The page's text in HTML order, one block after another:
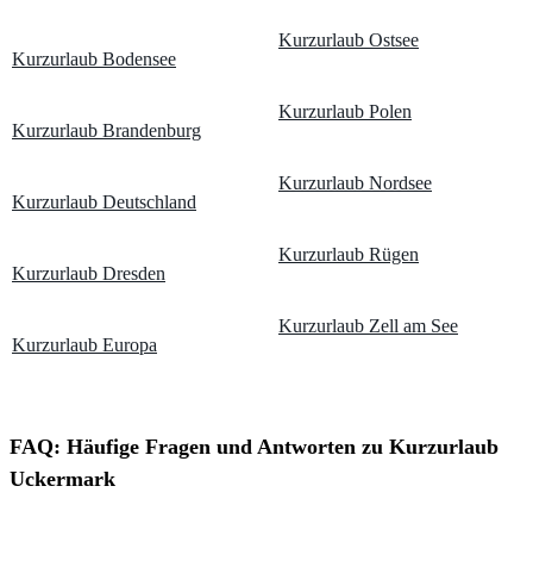
Kurzurlaub Bodensee
Kurzurlaub Brandenburg
Kurzurlaub Deutschland
Kurzurlaub Dresden
Kurzurlaub Europa
Kurzurlaub Ostsee
Kurzurlaub Polen
Kurzurlaub Nordsee
Kurzurlaub Rügen
Kurzurlaub Zell am See
FAQ: Häufige Fragen und Antworten zu Kurzurlaub
Uckermark